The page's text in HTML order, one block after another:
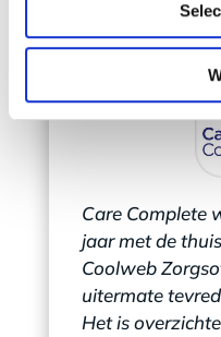
Care Complete
jaar met de
Coolweb
uitermate
Het is